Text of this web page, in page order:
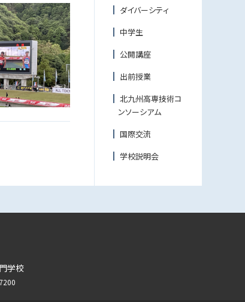
ダイバーシティ
中学生
公開講座
出前授業
北九州高専技術コ
ンソーシアム
国際交流
学校説明会
学校